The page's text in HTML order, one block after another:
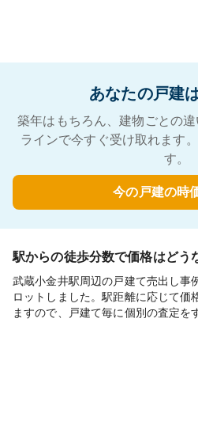
あなたの戸建
築年はもちろん、建物ごとの
ラインで今すぐ受け取れます
す。
今の戸建の時
駅からの徒歩分数で価格はどう
武蔵小金井駅周辺の戸建て売出し事
ロットしました。駅距離に応じて価
ますので、戸建て毎に個別の査定を